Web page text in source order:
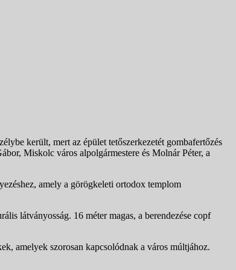
került, mert az épület tetőszerkezetét gombafertőzés
Miskolc város alpolgármestere és Molnár Péter, a
amely a görögkeleti ortodox templom
látványosság. 16 méter magas, a berendezése copf
amelyek szorosan kapcsolódnak a város múltjához.